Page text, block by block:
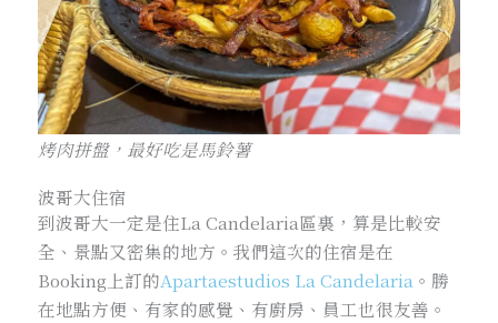
烤肉拼盤，最好吃是馬鈴薯
波哥大住宿
到波哥大一定是住La Candelaria區裏，算是比較安
全、景點又密集的地方。我們這次的住宿是在
Booking上訂的Apartaestudios La Candelaria 。勝
在地點方便、有家的感覺、有廚房、員工也很友善。